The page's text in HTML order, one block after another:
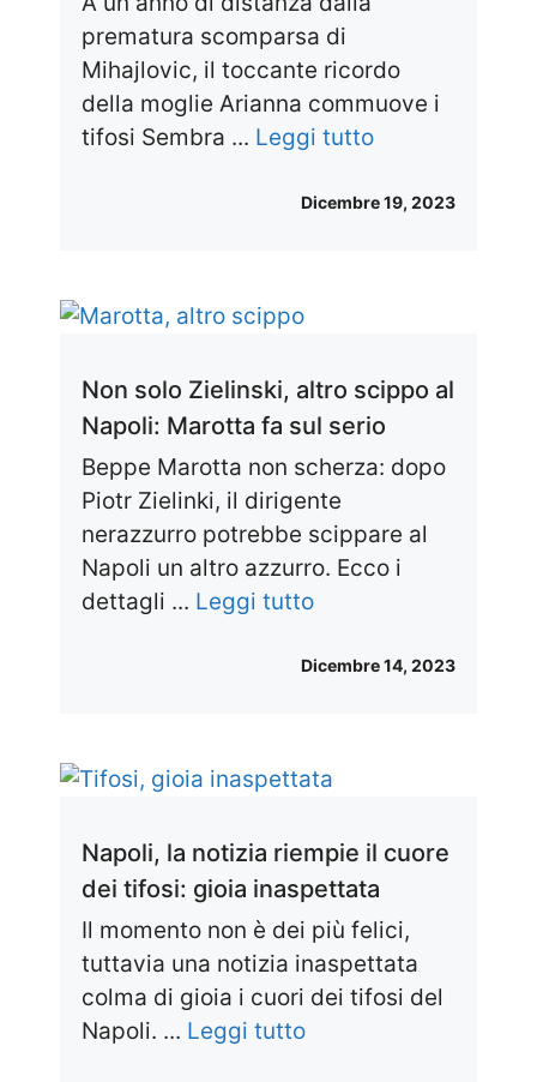
prematura scomparsa di
Mihajlovic, il toccante ricordo
della moglie Arianna commuove i
tifosi Sembra ... Leggi tutto
Dicembre 19, 2023
Non solo Zielinski, altro scippo al
Napoli: Marotta fa sul serio
Beppe Marotta non scherza: dopo
Piotr Zielinki, il dirigente
nerazzurro potrebbe scippare al
Napoli un altro azzurro. Ecco i
dettagli ... Leggi tutto
Dicembre 14, 2023
Napoli, la notizia riempie il cuore
dei tifosi: gioia inaspettata
Il momento non è dei più felici,
tuttavia una notizia inaspettata
colma di gioia i cuori dei tifosi del
Napoli. ... Leggi tutto